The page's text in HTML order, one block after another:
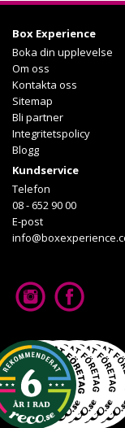
Box Experience
Boka din upplevelse
Om oss
Kontakta oss
Sitemap
Bli partner
Integritetspolicy
Blogg
Kundservice
Telefon
08 - 652 90 00
E-post